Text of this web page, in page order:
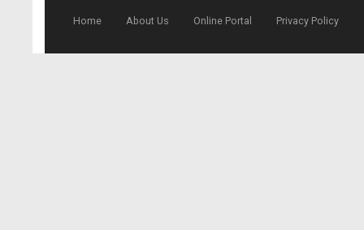
Home About Us Online Portal Privacy Policy